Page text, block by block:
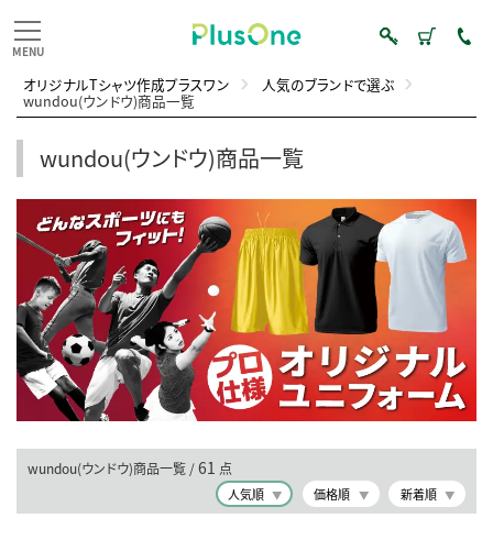
オリジナルTシャツ作成プラスワン 人気のブランドで選ぶ
wundou(ウンドウ)商品一覧
wundou(ウンドウ)商品一覧
wundou(ウンドウ)商品一覧 /61 点
人気順 価格順 新着順